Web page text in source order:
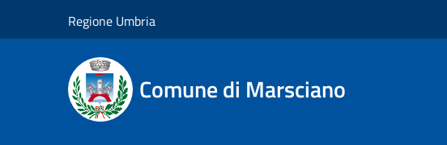
Regione Umbria
Comune di Marsciano